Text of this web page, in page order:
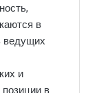
в
ведущих
и